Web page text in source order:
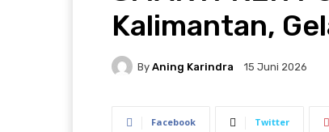
Kalimantan,
By Aning Karindra 15 Juni 2026
Facebook Twitter